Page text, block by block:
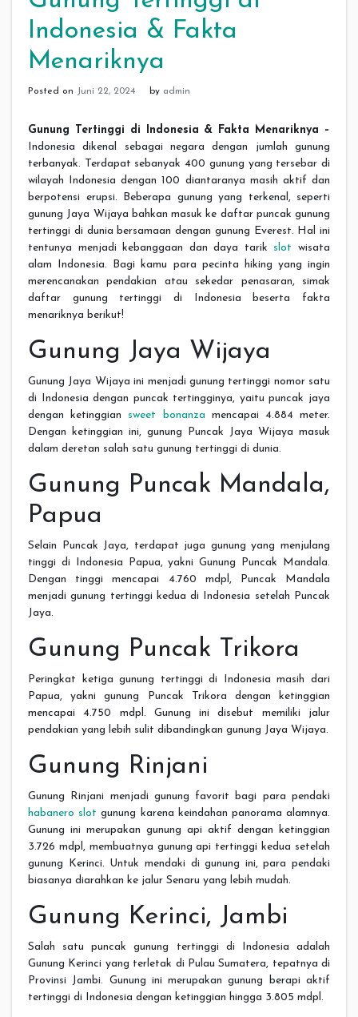
Indonesia & Fakta
Menariknya
Posted on Juni 22, 2024 by admin
Gunung Tertinggi di Indonesia & Fakta Menariknya –
Indonesia dikenal sebagai negara dengan jumlah gunung
terbanyak. Terdapat sebanyak 400 gunung yang tersebar di
wilayah Indonesia dengan 100 diantaranya masih aktif dan
berpotensi erupsi. Beberapa gunung yang terkenal, seperti
gunung Jaya Wijaya bahkan masuk ke daftar puncak gunung
tertinggi di dunia bersamaan dengan gunung Everest. Hal ini
tentunya menjadi kebanggaan dan daya tarik slot wisata
alam Indonesia. Bagi kamu para pecinta hiking yang ingin
merencanakan pendakian atau sekedar penasaran, simak
daftar gunung tertinggi di Indonesia beserta fakta
menariknya berikut!
Gunung Jaya Wijaya
Gunung Jaya Wijaya ini menjadi gunung tertinggi nomor satu
di Indonesia dengan puncak tertingginya, yaitu puncak jaya
dengan ketinggian sweet bonanza mencapai 4.884 meter.
Dengan ketinggian ini, gunung Puncak Jaya Wijaya masuk
dalam deretan salah satu gunung tertinggi di dunia.
Gunung Puncak Mandala,
Papua
Selain Puncak Jaya, terdapat juga gunung yang menjulang
tinggi di Indonesia Papua, yakni Gunung Puncak Mandala.
Dengan tinggi mencapai 4.760 mdpl, Puncak Mandala
menjadi gunung tertinggi kedua di Indonesia setelah Puncak
Jaya.
Gunung Puncak Trikora
Peringkat ketiga gunung tertinggi di Indonesia masih dari
Papua, yakni gunung Puncak Trikora dengan ketinggian
mencapai 4.750 mdpl. Gunung ini disebut memiliki jalur
pendakian yang lebih sulit dibandingkan gunung Jaya Wijaya.
Gunung Rinjani
Gunung Rinjani menjadi gunung favorit bagi para pendaki
habanero slot gunung karena keindahan panorama alamnya.
Gunung ini merupakan gunung api aktif dengan ketinggian
3.726 mdpl, membuatnya gunung api tertinggi kedua setelah
gunung Kerinci. Untuk mendaki di gunung ini, para pendaki
biasanya diarahkan ke jalur Senaru yang lebih mudah.
Gunung Kerinci, Jambi
Salah satu puncak gunung tertinggi di Indonesia adalah
Gunung Kerinci yang terletak di Pulau Sumatera, tepatnya di
Provinsi Jambi. Gunung ini merupakan gunung berapi aktif
tertinggi di Indonesia dengan ketinggian hingga 3.805 mdpl.